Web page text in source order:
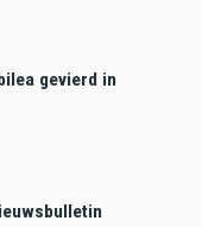
gevierd in